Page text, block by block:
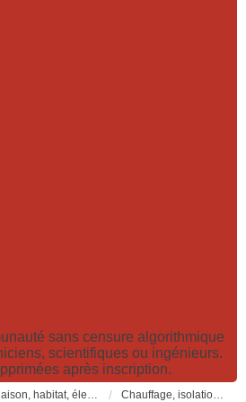
sans censure algorithmique
scientifiques ou ingénieurs.
après inscription.
Maison, habitat, électricité et jardin. Travaux et bricolage. Chauffage, isolation, ventilation, VMC, refroidissement...